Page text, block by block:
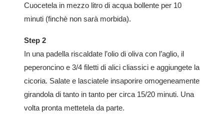
Cuocetela in mezzo litro di acqua bollente per 10
minuti (finchè non sarà morbida).
Step 2
In una padella riscaldate l’olio di oliva con l’aglio, il
peperoncino e 3/4 filetti di alici cliassici e aggiungete la
cicoria. Salate e lasciatele insaporire omogeneamente
girandola di tanto in tanto per circa 15/20 minuti. Una
volta pronta mettetela da parte.